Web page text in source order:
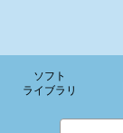
ソフト
ライブラリ